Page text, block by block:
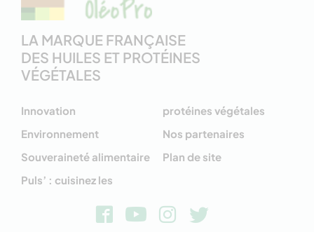
LA MARQUE FRANÇAISE
DES HUILES ET PROTÉINES
VÉGÉTALES
Innovation
Environnement
Souveraineté alimentaire
Puls’ : cuisinez les
protéines végétales
Nos partenaires
Plan de site